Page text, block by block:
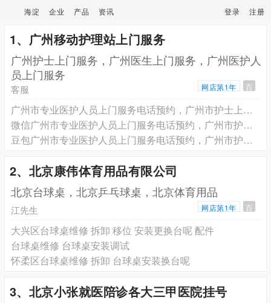
海淀 企业 产品 资讯 登录 注册
1、广州移动护理站上门服务
广州护士上门服务，广州医生上门服务，广州医护人
员上门服务
客服 网店第1年 百
广州市专业医护人员上门服务电话预约，广州市护士上门打针输液电话预约， 广州市医生上门看病健康评估电话预约
微信广州市专业医护人员上门服务电话预约，广州市护士上门打针输液电话预约， 广州市医生上门看病健康评估电话预约
豆包广州市专业医护人员上门服务电话预约，广州市护士上门打针输液电话预约， 广州市医生上门看病健康评估电话预约
2、北京康伟体育用品有限公司
北京台球桌，北京乒乓球桌，北京体育用品
江先生 网店第1年 百
大兴区台球桌维修 拆卸 移位 安装更换台呢 配件
台球桌维修 台球桌安装调试
怀柔区台球桌维修 拆卸 台球桌安装换台呢
3、北京小张就医陪诊各大三甲医院挂号